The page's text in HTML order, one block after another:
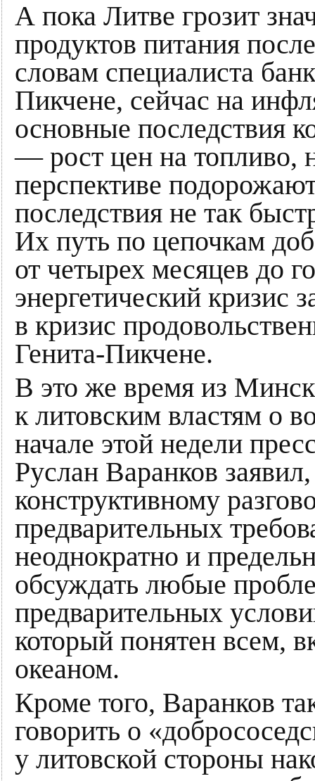
А пока Литве грозит
продуктов питания
словам специалиста
Пикчене, сейчас на
основные последствия
— рост цен на топливо,
перспективе
последствия не так
Их путь по цепочкам
от четырех месяцев до
энергетический кризис
в кризис
Генита-Пикчене.
В это же время из
к литовским властям о
начале этой недели
Руслан Варанков
конструктивному
предварительных
неоднократно и
обсуждать любые
предварительных
который понятен всем,
океаном.
Кроме того, Варанков
говорить о
у литовской стороны